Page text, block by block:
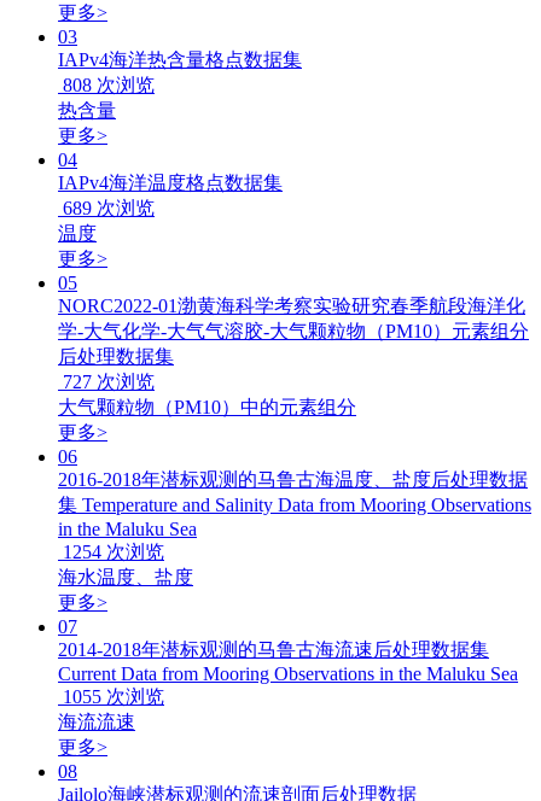
更多>
03
IAPv4海洋热含量格点数据集
808 次浏览
热含量
更多>
04
IAPv4海洋温度格点数据集
689 次浏览
温度
更多>
05
NORC2022-01渤黄海科学考察实验研究春季航段海洋化
学-大气化学-大气气溶胶-大气颗粒物（PM10）元素组分
后处理数据集
727 次浏览
大气颗粒物（PM10）中的元素组分
更多>
06
2016-2018年潜标观测的马鲁古海温度、盐度后处理数据
集 Temperature and Salinity Data from Mooring Observations
in the Maluku Sea
1254 次浏览
海水温度、盐度
更多>
07
2014-2018年潜标观测的马鲁古海流速后处理数据集
Current Data from Mooring Observations in the Maluku Sea
1055 次浏览
海流流速
更多>
08
Jailolo海峡潜标观测的流速剖面后处理数据